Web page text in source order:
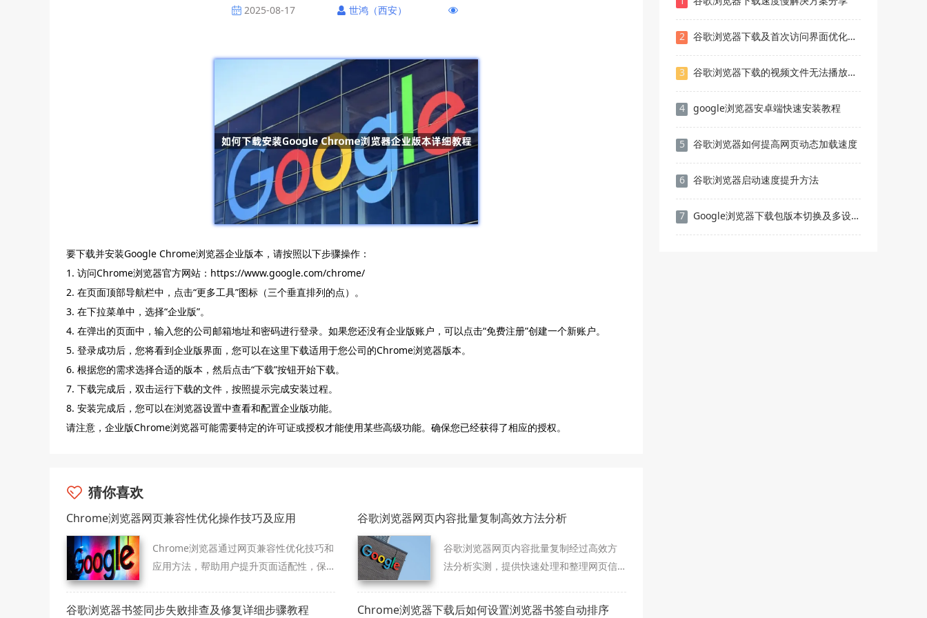
2025-08-17 世鸿（西安）
要下载并安装Google Chrome浏览器企业版本，请按照以下步骤操作：
1. 访问Chrome浏览器官方网站：https://www.google.com/chrome/
2. 在页面顶部导航栏中，点击“更多工具”图标（三个垂直排列的点）。
3. 在下拉菜单中，选择“企业版”。
4. 在弹出的页面中，输入您的公司邮箱地址和密码进行登录。如果您还没有企业版账户，可以点击“免费注册”创建一个新账户。
5. 登录成功后，您将看到企业版界面，您可以在这里下载适用于您公司的Chrome浏览器版本。
6. 根据您的需求选择合适的版本，然后点击“下载”按钮开始下载。
7. 下载完成后，双击运行下载的文件，按照提示完成安装过程。
8. 安装完成后，您可以在浏览器设置中查看和配置企业版功能。
请注意，企业版Chrome浏览器可能需要特定的许可证或授权才能使用某些高级功能。确保您已经获得了相应的授权。
猜你喜欢
Chrome浏览器网页兼容性优化操作技巧及应用
Chrome浏览器通过网页兼容性优化技巧和
应用方法，帮助用户提升页面适配性，保
谷歌浏览器网页内容批量复制高效方法分析
谷歌浏览器网页内容批量复制经过高效方
法分析实测，提供快速处理和整理网页信
谷歌浏览器书签同步失败排查及修复详细步骤教程 Chrome浏览器下载后如何设置浏览器书签自动排序
2 谷歌浏览器下载及首次访问界面优化教程
3 谷歌浏览器下载的视频文件无法播放怎么办
4 google浏览器安卓端快速安装教程
5 谷歌浏览器如何提高网页动态加载速度
6 谷歌浏览器启动速度提升方法
7 Google浏览器下载包版本切换及多设备管理